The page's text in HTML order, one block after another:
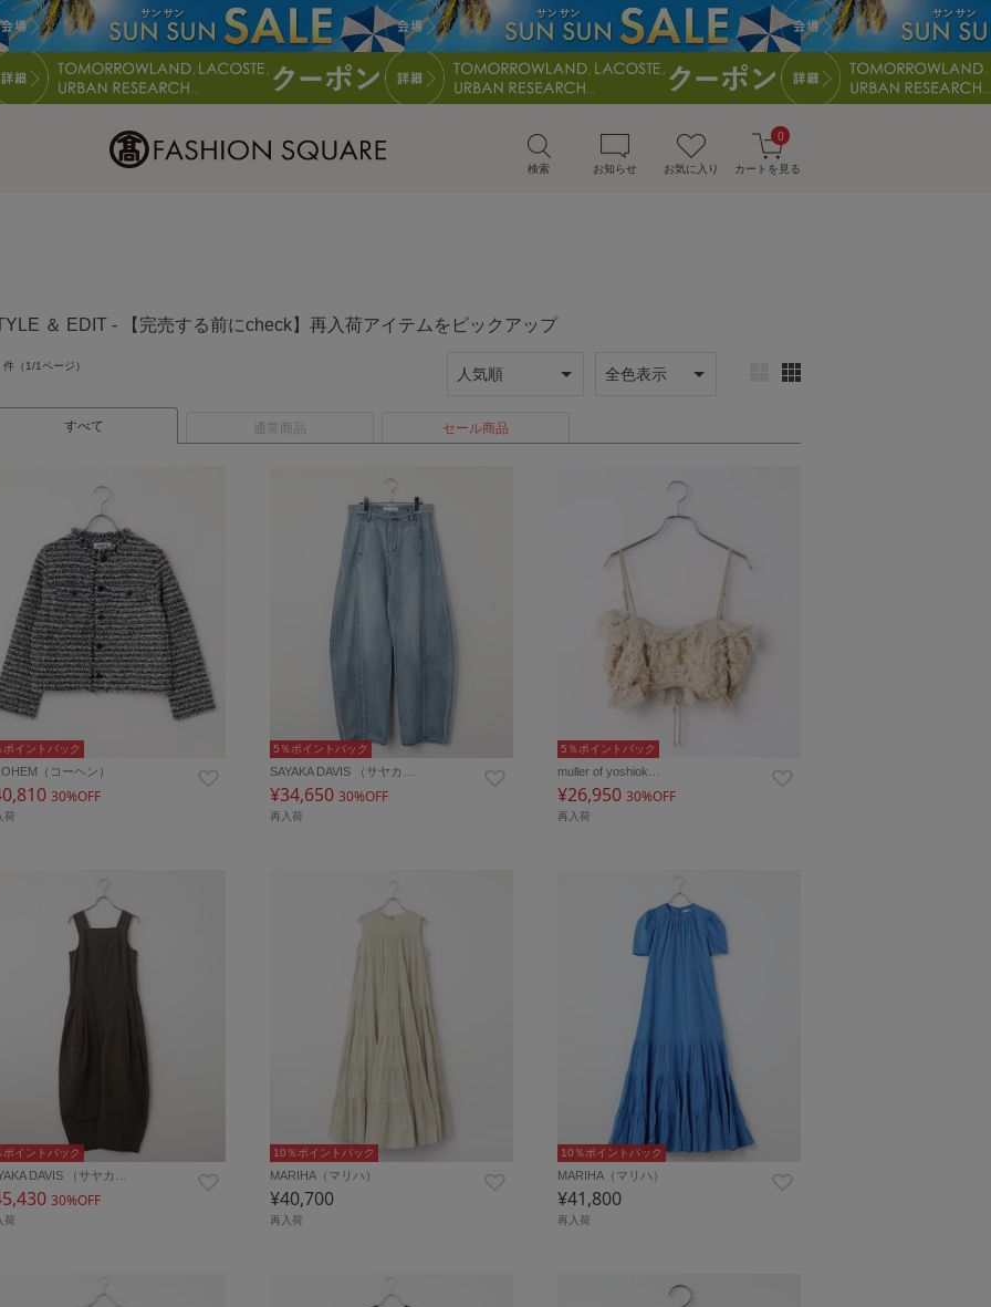
検索 お知らせ お気に入り カートを見る
0
＆ EDIT - 【完売する前にcheck】再入荷アイテムをピックアップ
件（1/1ページ）
すべて 通常商品 セール商品
ポイントバック
（コーヘン）
30%OFF
荷
5％ポイントバック
SAYAKA DAVIS （サヤカ…
¥34,650 30%OFF
再入荷
5％ポイントバック
muller of yoshiok…
¥26,950 30%OFF
再入荷
ポイントバック
DAVIS （サヤカ…
30%OFF
荷
10％ポイントバック
MARIHA（マリハ）
¥40,700
再入荷
10％ポイントバック
MARIHA（マリハ）
¥41,800
再入荷